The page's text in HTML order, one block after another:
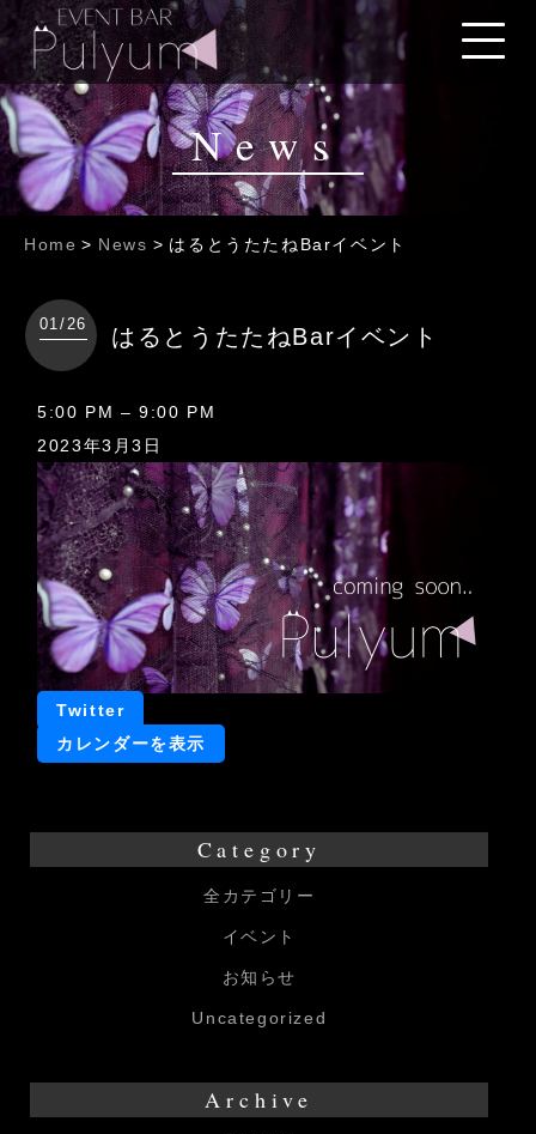
News
Home > News > はるとうたたねBarイベント
01/26 はるとうたたねBarイベント
は
る
と
う
た
た
ね
Bar
イ
5:00 PM –9:00 PM
2023年3月3日
Twitter
カレンダーを表示
Category
全カテゴリー
イベント
お知らせ
Uncategorized
Archive